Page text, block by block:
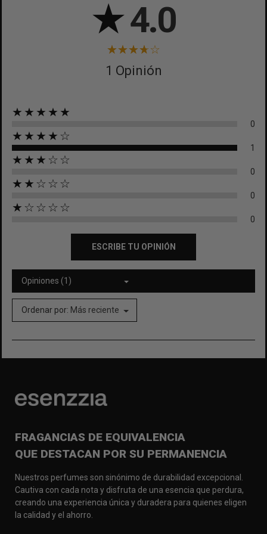
★4.0
1 Opinión
★★★★★
0
★★★★☆
1
★★★☆☆
0
★★☆☆☆
0
★☆☆☆☆
0
ESCRIBE TU OPINIÓN
Opiniones (1)
Ordenar por: Más reciente
FRAGANCIAS DE EQUIVALENCIA
QUE DESTACAN POR SU PERMANENCIA
Nuestros perfumes son sinónimo de durabilidad excepcional.
Cautiva con cada nota y disfruta de una esencia que perdura,
creando una experiencia única y duradera para quienes eligen
la calidad y el ahorro.